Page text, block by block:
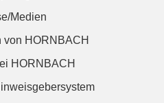
Medien
von HORNBACH
HORNBACH